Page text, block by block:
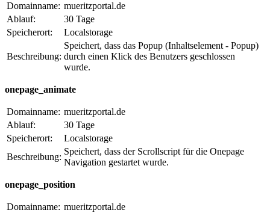
Domainname: mueritzportal.de
Ablauf:
30 Tage
Speicherort:
Localstorage
Beschreibung:
Speichert, dass das Popup (Inhaltselement - Popup)
durch einen Klick des Benutzers geschlossen
wurde.
onepage_animate
Domainname: mueritzportal.de
Ablauf:
30 Tage
Speicherort:
Localstorage
Beschreibung:
Speichert, dass der Scrollscript für die Onepage
Navigation gestartet wurde.
onepage_position
Domainname: mueritzportal.de